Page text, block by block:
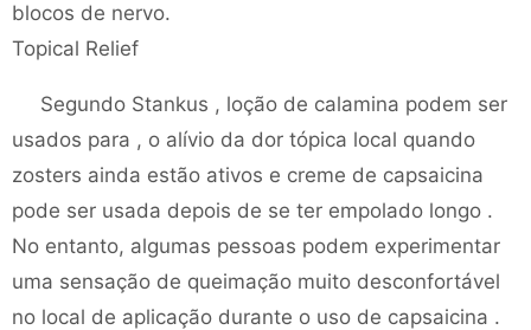
blocos de nervo.
Topical Relief
Segundo Stankus , loção de calamina podem ser
usados ​​para , o alívio da dor tópica local quando
zosters ainda estão ativos e creme de capsaicina
pode ser usada depois de se ter empolado longo .
No entanto, algumas pessoas podem experimentar
uma sensação de queimação muito desconfortável
no local de aplicação durante o uso de capsaicina .